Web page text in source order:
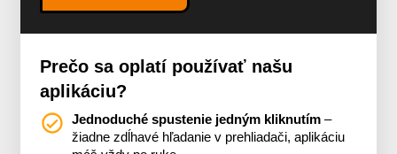
Prečo sa oplatí používať našu
aplikáciu?
Jednoduché spustenie jedným kliknutím –
žiadne zdĺhavé hľadanie v prehliadači, aplikáciu